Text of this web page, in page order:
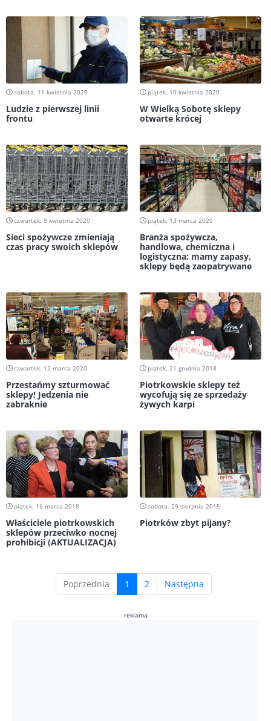
sobota, 11 kwietnia 2020
Ludzie z pierwszej linii
frontu
piątek, 10 kwietnia 2020
W Wielką Sobotę sklepy
otwarte krócej
czwartek, 9 kwietnia 2020
Sieci spożywcze zmieniają
czas pracy swoich sklepów
piątek, 13 marca 2020
Branża spożywcza,
handlowa, chemiczna i
logistyczna: mamy zapasy,
sklepy będą zaopatrywane
czwartek, 12 marca 2020
Przestańmy szturmować
sklepy! Jedzenia nie
zabraknie
piątek, 21 grudnia 2018
Piotrkowskie sklepy też
wycofują się ze sprzedaży
żywych karpi
piątek, 16 marca 2018
Właściciele piotrkowskich
sklepów przeciwko nocnej
prohibicji (AKTUALIZACJA)
sobota, 29 sierpnia 2015
Piotrków zbyt pijany?
Poprzednia 1 (current)
2 Następna
reklama